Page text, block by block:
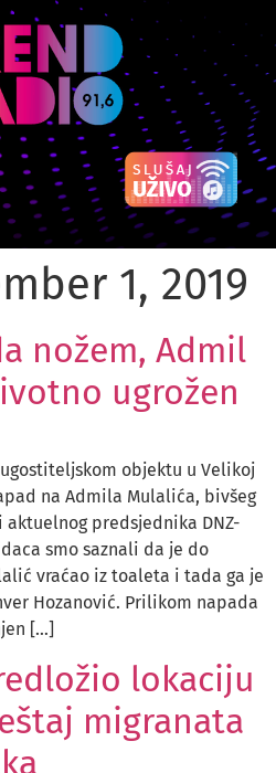
1, 2019
nožem, Admil
ugrožen
objektu u Velikoj
na Admila Mulalića, bivšeg
predsjednika DNZ-
smo saznali da je do
vraćao iz toaleta i tada ga je
Hozanović. Prilikom napada
[…]
lokaciju
migranata